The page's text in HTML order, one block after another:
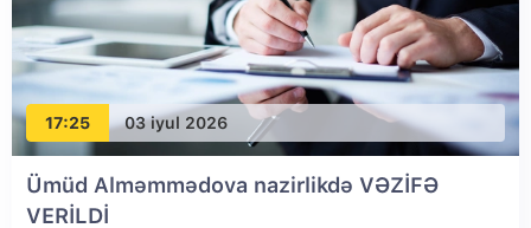
17:25 03 iyul 2026
Ümüd Alməmmədova nazirlikdə VƏZİFƏ
VERİLDİ